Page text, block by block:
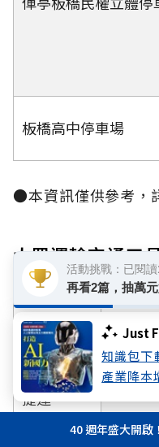
Just
知識包下
產業降本
板橋高中停車場
●本資訊僅供參考，
大眾運輸交通工
捷運
市民廣
40 週年盛大開啟
活動挑戰：已閱
再看2篇，抽萬